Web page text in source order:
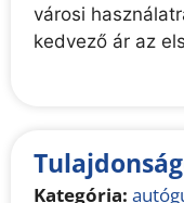
városi
kedvező ár az
Kategória: